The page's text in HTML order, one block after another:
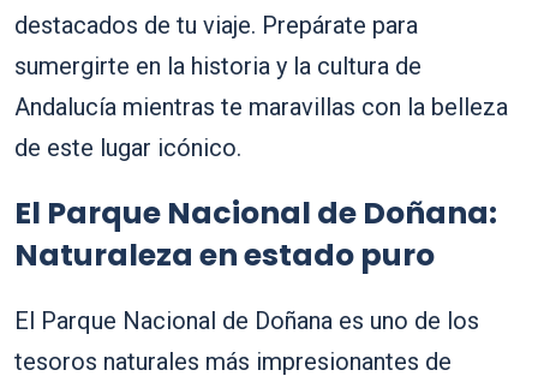
destacados de tu viaje. Prepárate para
sumergirte en la historia y la cultura de
Andalucía mientras te maravillas con la belleza
de este lugar icónico.
El Parque Nacional de Doñana:
Naturaleza en estado puro
El Parque Nacional de Doñana es uno de los
tesoros naturales más impresionantes de